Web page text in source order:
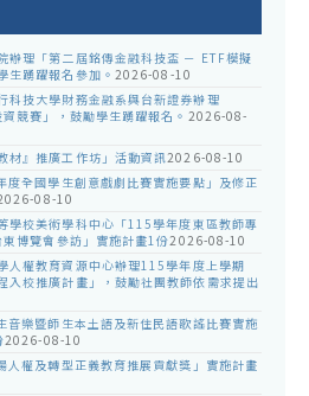
辦理「第二屆銘傳金融科技盃 － ETF模擬
生踴躍報名參加。 2026-08-10
科技大學財務金融系與台新證券辦理
競賽」，鼓勵學生踴躍報名。 2026-08-
材』推廣工作坊」活動資訊2026-08-10
度全國學生創意戲劇比賽實施要點」及修正
08-10
學校美術學科中心「115學年度東區教師專
博覽會參訪」實施計畫1份2026-08-10
人權教育資源中心辦理115學年度上學期
入校推廣計畫」，鼓勵社團教師依需求提出
音樂暨師生本土語及新住民語歌謠比賽實施
2026-08-10
人權及轉型正義教育推展貢獻獎」實施計畫